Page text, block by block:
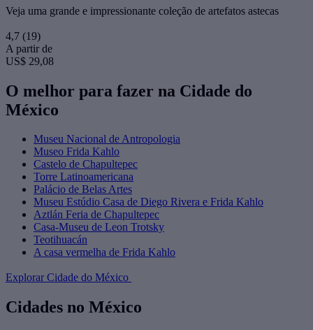
Veja uma grande e impressionante coleção de artefatos astecas
4,7 (19)
A partir de
US$ 29,08
O melhor para fazer na Cidade do
México
Museu Nacional de Antropologia
Museo Frida Kahlo
Castelo de Chapultepec
Torre Latinoamericana
Palácio de Belas Artes
Museu Estúdio Casa de Diego Rivera e Frida Kahlo
Aztlán Feria de Chapultepec
Casa-Museu de Leon Trotsky
Teotihuacán
A casa vermelha de Frida Kahlo
Explorar Cidade do México
Cidades no México